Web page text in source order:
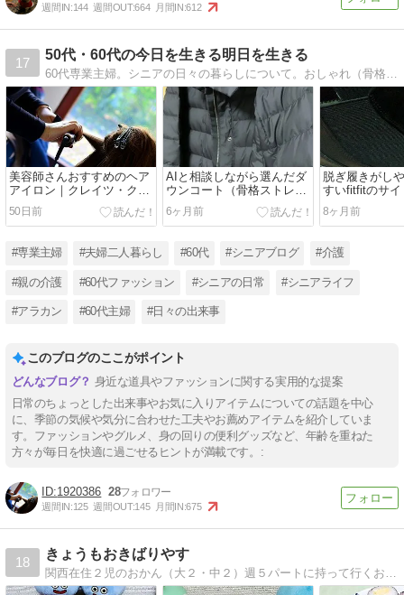
週間IN:144 週間OUT:664 月間IN:612
17
50代・60代の今日を生きる明日を生きる
60代専業主婦。シニアの日々の暮らしについて。おしゃれ（骨格ストレート・ブルベ冬）、美味しいもの、好きなもの、親たちの介護etc.
美容師さんおすすめのヘア
アイロン｜クレイツ・クラ
インストレート
50日前
AIと相談しながら選んだダ
ウンコート（骨格ストレー
ト）
6ヶ月前
脱ぎ履きがし
すいfitfitのサイ
ツ
8ヶ月前
#専業主婦 #夫婦二人暮らし #60代 #シニアブログ #介護
#親の介護 #60代ファッション #シニアの日常 #シニアライフ
#アラカン #60代主婦 #日々の出来事
このブログのここがポイント
身近な道具やファッションに関する実用的な提案
日常のちょっとした出来事やお気に入りアイテムについての話題を中心
に、季節の気候や気分に合わせた工夫やお薦めアイテムを紹介していま
す。ファッションやグルメ、身の回りの便利グッズなど、年齢を重ねた
方々が毎日を快適に過ごせるヒントが満載です。:
1920386 28
週間IN:125 週間OUT:145 月間IN:675
18
きょうもおきばりやす
関西在住２児のおかん（大２・中２）週５パートに持って行くお弁当や子どもの話 話す相手がいないのでブログに綴っていますリウマチ治療中５年目